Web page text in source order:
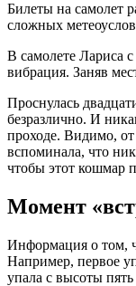
Билеты на самолет
сложных
В самолете Лариса
вибрация. Заняв
Проснулась
безразлично. И
проходе. Видимо,
вспоминала, что
чтобы этот кошмар
Момент
Информация о том,
Например, первое
упала с высоты